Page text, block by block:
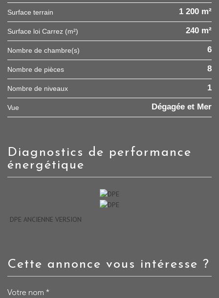
surface terrain 1 200 m²
Surface loi Carrez (m²) 240 m²
Nombre de chambre(s) 6
Nombre de pièces 8
Nombre de niveaux 1
Vue Dégagée et Mer
diagnostics de performance
énergétique
DPE ANCIENNE VERSION
cette annonce vous intéresse ?
Votre nom *